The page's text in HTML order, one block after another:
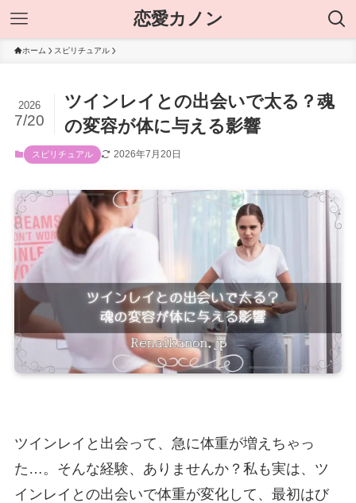
恋愛カノン
ホーム スピリチュアル
ツインレイとの出会いで太る？魂
の変容が体に与える影響
2026
7/20
スピリチュアル 2026年7月20日
ツインレイと出会って、急に体重が増えちゃっ
た…。そんな経験、ありませんか？私も実は、ツ
インレイとの出会いで体重が変化して、最初はび